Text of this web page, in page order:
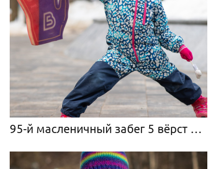
95-й масленичный забег 5 вёрст Химки, 16 марта 2024 г.